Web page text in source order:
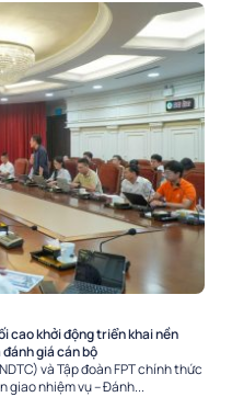
cao khởi động triển khai nền
giá cán bộ
và Tập đoàn FPT chính thức
giao nhiệm vụ – Đánh...